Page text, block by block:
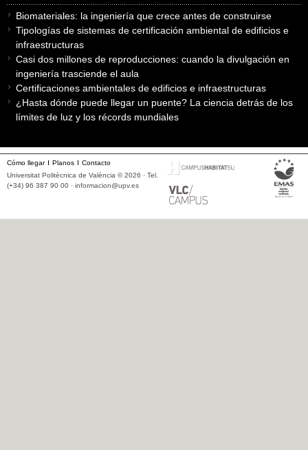
Biomateriales: la ingeniería que crece antes de construirse
Tipologías de sistemas de certificación ambiental de edificios e
infraestructuras
Casi dos millones de reproducciones: cuando la divulgación en
ingeniería trasciende el aula
Certificaciones ambientales de edificios e infraestructuras
¿Hasta dónde puede llegar un puente? La ciencia detrás de los
límites de luz y los récords mundiales
Cómo llegar Planos
Contacto
Universitat Politècnica de València © 2026 · Tel.
(+34) 96 387 90 00 · informacion@upv.es